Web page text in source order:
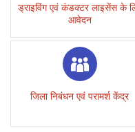
ड्राइविंग एवं कंडक्टर लाइसेंस के
आवेदन
जिला निबंधन एवं परामर्श केंद्र